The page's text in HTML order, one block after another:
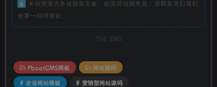
6
本站资源大多存储在云盘，如发现链接失效，请联系我们我们
会第一时间更新。
THE END
PbootCMS模板
网站源码
# 企业网站模板
# 营销型网站源码